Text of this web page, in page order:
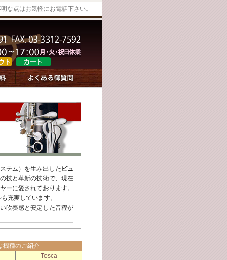
な点はお気軽にお電話下さい。
テム）を生み出した ビュ
技と革新の技術で、現在
ーに愛されております。
充実しています。
吹奏感と安定した音程が
機種のご紹介
Tosca